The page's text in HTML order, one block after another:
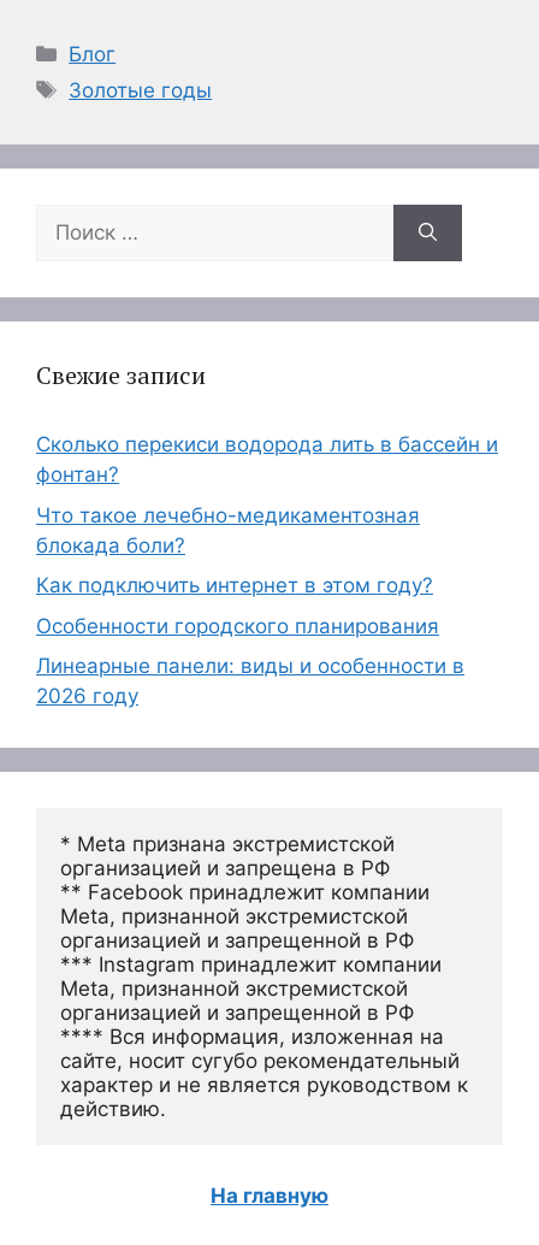
Рубрики
Блог
Метки
Золотые годы
Поиск:
Свежие записи
Сколько перекиси водорода лить в бассейн и
фонтан?
Что такое лечебно-медикаментозная
блокада боли?
Как подключить интернет в этом году?
Особенности городского планирования
Линеарные панели: виды и особенности в
2026 году
* Meta признана экстремистской
организацией и запрещена в РФ
** Facebook принадлежит компании
Meta, признанной экстремистской
организацией и запрещенной в РФ
*** Instagram принадлежит компании
Meta, признанной экстремистской
организацией и запрещенной в РФ
**** Вся информация, изложенная на
сайте, носит сугубо рекомендательный
характер и не является руководством к
действию.
На главную